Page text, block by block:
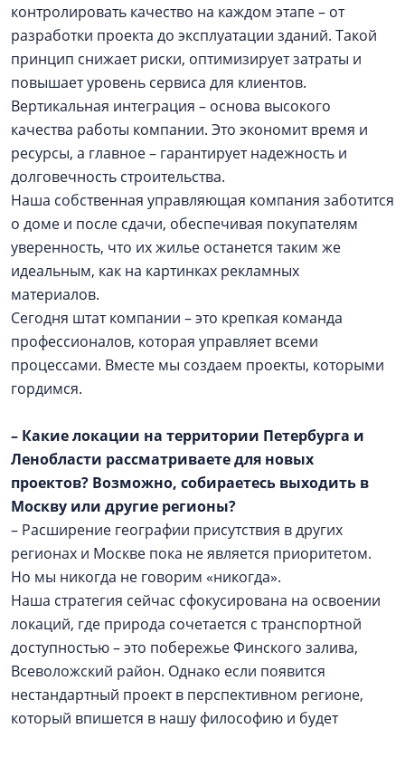
контролировать качество на каждом этапе – от
разработки проекта до эксплуатации зданий. Такой
принцип снижает риски, оптимизирует затраты и
повышает уровень сервиса для клиентов.
Вертикальная интеграция – основа высокого
качества работы компании. Это экономит время и
ресурсы, а главное – гарантирует надежность и
долговечность строительства.
Наша собственная управляющая компания заботится
о доме и после сдачи, обеспечивая покупателям
уверенность, что их жилье останется таким же
идеальным, как на картинках рекламных
материалов.
Сегодня штат компании – это крепкая команда
профессионалов, которая управляет всеми
процессами. Вместе мы создаем проекты, которыми
гордимся.
– Какие локации на территории Петербурга и
Ленобласти рассматриваете для новых
проектов? Возможно, собираетесь выходить в
Москву или другие регионы?
– Расширение географии присутствия в других
регионах и Москве пока не является приоритетом.
Но мы никогда не говорим «никогда».
Наша стратегия сейчас сфокусирована на освоении
локаций, где природа сочетается с транспортной
доступностью – это побережье Финского залива,
Всеволожский район. Однако если появится
нестандартный проект в перспективном регионе,
который впишется в нашу философию и будет